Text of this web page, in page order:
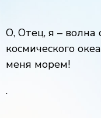
О, Отец, я – волна
космического
меня морем!
.